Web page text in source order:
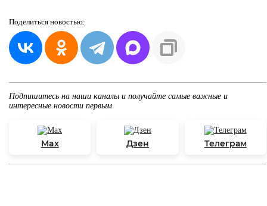
Поделиться новостью:
Подпишитесь на наши каналы и получайте самые важные и
интересные новости первым
Max Дзен Телеграм